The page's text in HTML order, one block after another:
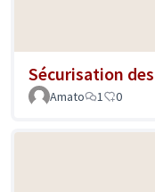
Sécurisation
Amato
1 0